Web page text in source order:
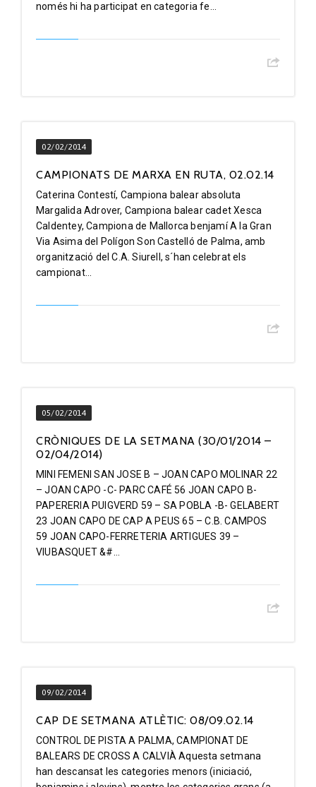
només hi ha participat en categoria fe...
02/02/2014
CAMPIONATS DE MARXA EN RUTA, 02.02.14
Caterina Contestí, Campiona balear absoluta
Margalida Adrover, Campiona balear cadet Xesca
Caldentey, Campiona de Mallorca benjamí A la Gran
Via Asima del Polígon Son Castelló de Palma, amb
organització del C.A. Siurell, s´han celebrat els
campionat...
05/02/2014
CRÒNIQUES DE LA SETMANA (30/01/2014 –
02/04/2014)
MINI FEMENI SAN JOSE B – JOAN CAPO MOLINAR 22
– JOAN CAPO -C- PARC CAFÉ 56 JOAN CAPO B-
PAPERERIA PUIGVERD 59 – SA POBLA -B- GELABERT
23 JOAN CAPO DE CAP A PEUS 65 – C.B. CAMPOS
59 JOAN CAPO-FERRETERIA ARTIGUES 39 –
VIUBASQUET &#...
09/02/2014
CAP DE SETMANA ATLÈTIC: 08/09.02.14
CONTROL DE PISTA A PALMA, CAMPIONAT DE
BALEARS DE CROSS A CALVIÀ Aquesta setmana
han descansat les categories menors (iniciació,